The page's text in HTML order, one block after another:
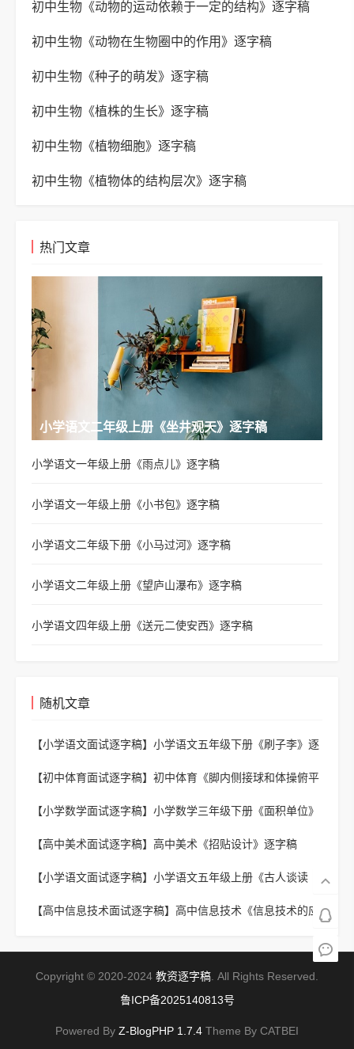
初中生物《动物的运动依赖于一定的结构》逐字稿
初中生物《动物在生物圈中的作用》逐字稿
初中生物《种子的萌发》逐字稿
初中生物《植株的生长》逐字稿
初中生物《植物细胞》逐字稿
初中生物《植物体的结构层次》逐字稿
热门文章
小学语文二年级上册《坐井观天》逐字稿
小学语文一年级上册《雨点儿》逐字稿
小学语文一年级上册《小书包》逐字稿
小学语文二年级下册《小马过河》逐字稿
小学语文二年级上册《望庐山瀑布》逐字稿
小学语文四年级上册《送元二使安西》逐字稿
随机文章
【小学语文面试逐字稿】 小学语文五年级下册《刷子李》逐
【初中体育面试逐字稿】 初中体育《脚内侧接球和体操俯平
【小学数学面试逐字稿】 小学数学三年级下册《面积单位》
【高中美术面试逐字稿】 高中美术《招贴设计》逐字稿
【小学语文面试逐字稿】 小学语文五年级上册《古人谈读
【高中信息技术面试逐字稿】 高中信息技术《信息技术的应
Copyright © 2020-2024 教资逐字稿 . All Rights Reserved.
鲁ICP备2025140813号
Powered By Z-BlogPHP 1.7.4 Theme By CATBEI